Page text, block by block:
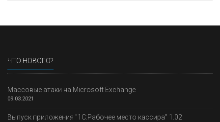
ЧТО НОВОГО?
Массовые атаки на Microsoft Exchange
09.03.2021
Выпуск приложения "1С:Рабочее место кассира" 1.02